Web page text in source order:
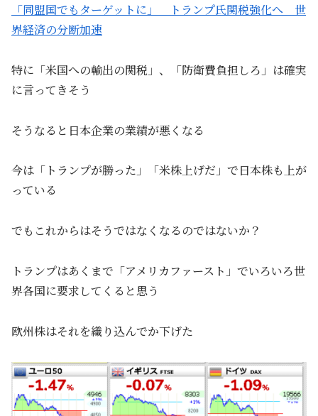
「同盟国でもターゲットに」 トランプ氏関税強化へ 世
界経済の分断加速
特に「米国への輸出の関税」、「防衛費負担しろ」は確実
に言ってきそう
そうなると日本企業の業績が悪くなる
今は「トランプが勝った」「米株上げだ」で日本株も上が
っている
でもこれからはそうではなくなるのではないか？
トランプはあくまで「アメリカファースト」でいろいろ世
界各国に要求してくると思う
欧州株はそれを織り込んでか下げた